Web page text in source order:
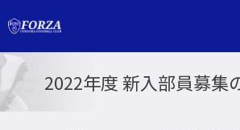
2022年度 新入部員募集